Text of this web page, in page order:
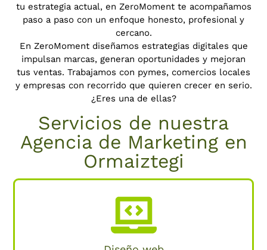
tu estrategia actual, en ZeroMoment te acompañamos
paso a paso con un enfoque honesto, profesional y
cercano.
En ZeroMoment diseñamos estrategias digitales que
impulsan marcas, generan oportunidades y mejoran
tus ventas. Trabajamos con pymes, comercios locales
y empresas con recorrido que quieren crecer en serio.
¿Eres una de ellas?
Servicios de nuestra
Agencia de Marketing en
Ormaiztegi